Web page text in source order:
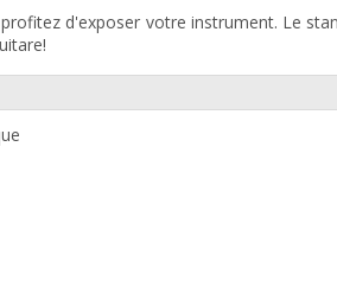
d'exposer votre instrument. Le